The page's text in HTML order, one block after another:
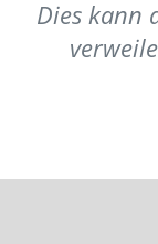
Dies kann